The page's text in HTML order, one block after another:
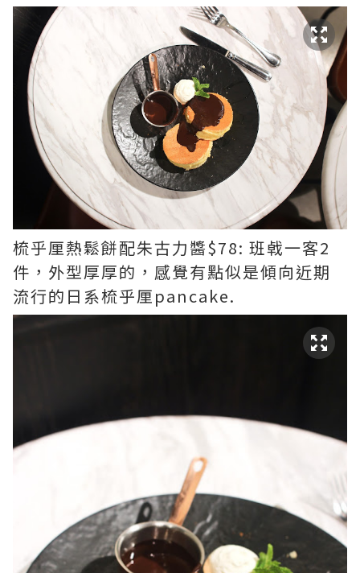
梳乎厘熱鬆餅配朱古力醬$78: 班㦸一客2
件，外型厚厚的，感覺有點似是傾向近期
流行的日系梳乎厘pancake.